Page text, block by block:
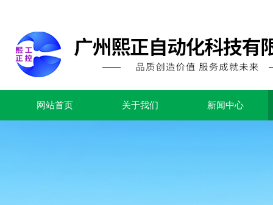
网站首页 关于我们 新闻中心